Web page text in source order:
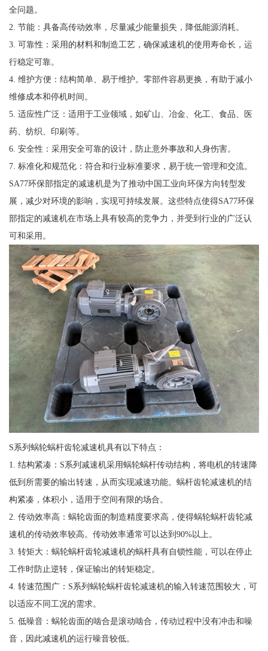
全问题。
2. 节能：具备高传动效率，尽量减少能量损失，降低能源消耗。
3. 可靠性：采用的材料和制造工艺，确保减速机的使用寿命长，运
行稳定可靠。
4. 维护方便：结构简单、易于维护。零部件容易更换，有助于减小
维修成本和停机时间。
5. 适应性广泛：适用于工业领域，如矿山、冶金、化工、食品、医
药、纺织、印刷等。
6. 安全性：采用安全可靠的设计，防止意外事故和人身伤害。
7. 标准化和规范化：符合和行业标准要求，易于统一管理和交流。
SA77环保部指定的减速机是为了推动中国工业向环保方向转型发
展，减少对环境的影响，实现可持续发展。这些特点使得SA77环保
部指定的减速机在市场上具有较高的竞争力，并受到行业的广泛认
可和采用。
S系列蜗轮蜗杆齿轮减速机具有以下特点：
1. 结构紧凑：S系列减速机采用蜗轮蜗杆传动结构，将电机的转速降
低到所需要的输出转速，从而实现减速功能。蜗杆齿轮减速机的结
构紧凑，体积小，适用于空间有限的场合。
2. 传动效率高：蜗轮齿面的制造精度要求高，使得蜗轮蜗杆齿轮减
速机的传动效率较高。传动效率通常可以达到90%以上。
3. 转矩大：蜗轮蜗杆齿轮减速机的蜗杆具有自锁性能，可以在停止
工作时防止逆转，保证输出的转矩稳定。
4. 转速范围广：S系列蜗轮蜗杆齿轮减速机的输入转速范围较大，可
以适应不同工况的需求。
5. 低噪音：蜗轮齿面的啮合是滚动啮合，传动过程中没有冲击和噪
音，因此减速机的运行噪音较低。